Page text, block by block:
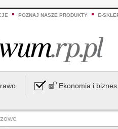
POZNAJ NASZE PRODUKTY E-
Ekonomia i biznes